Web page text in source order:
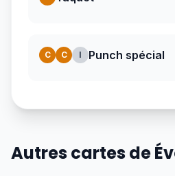
C C I Punch spécial
Autres cartes de